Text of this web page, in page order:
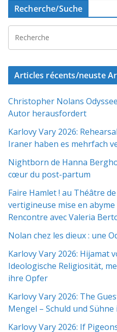
Recherche/Suche
Articles récents/neuste
Christopher Nolans
Autor herausfordert
Karlovy Vary 2026:
Iraner haben es mehrfach
Nightborn de Hanna
cœur du post-partum
Faire Hamlet ! au Théâtre
vertigineuse mise en
Rencontre avec Valeria
Nolan chez les dieux : une
Karlovy Vary 2026: Hijamat
Ideologische Religiosität,
ihre Opfer
Karlovy Vary 2026: The
Mengel – Schuld und
Karlovy Vary 2026: If